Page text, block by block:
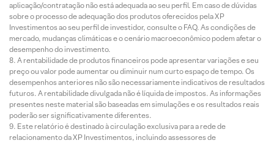
aplicação/contratação não está adequada ao seu perfil. Em caso de dúvidas
sobre o processo de adequação dos produtos oferecidos pela XP
Investimentos ao seu perfil de investidor, consulte o FAQ. As condições de
mercado, mudanças climáticas e o cenário macroeconômico podem afetar o
desempenho do investimento.
A rentabilidade de produtos financeiros pode apresentar variações e seu
preço ou valor pode aumentar ou diminuir num curto espaço de tempo. Os
desempenhos anteriores não são necessariamente indicativos de resultados
futuros. A rentabilidade divulgada não é líquida de impostos. As informações
presentes neste material são baseadas em simulações e os resultados reais
poderão ser significativamente diferentes.
Este relatório é destinado à circulação exclusiva para a rede de
relacionamento da XP Investimentos, incluindo assessores de